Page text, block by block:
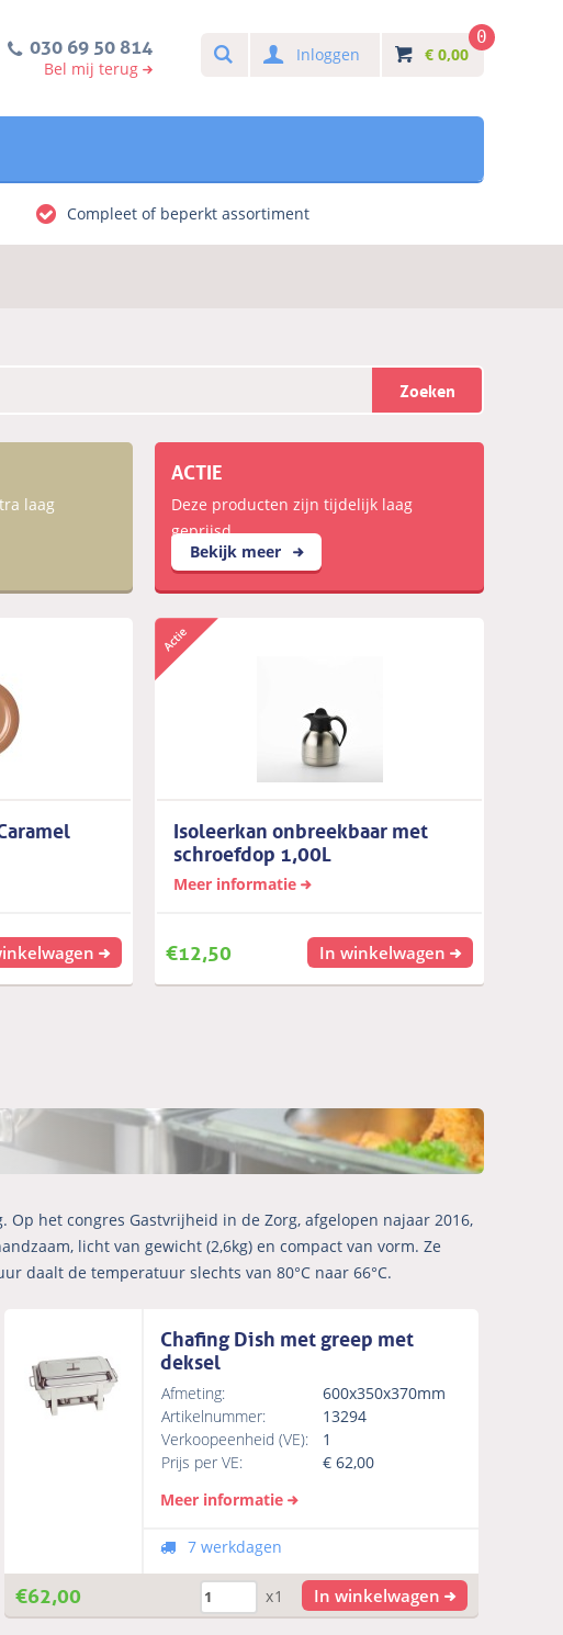
030 69 50 814
Bel mij terug
SearchInloggen € 0,00
0
Compleet of beperkt assortiment
Zoeken
laag
ACTIE
Deze producten zijn tijdelijk laag
geprijsd
Bekijk meer
Isoleerkan onbreekbaar met
schroefdop 1,00L
Meer informatie
€12,50 In winkelwagen
het congres Gastvrijheid in de Zorg, afgelopen najaar 2016,
licht van gewicht (2,6kg) en compact van vorm. Ze
daalt de temperatuur slechts van 80°C naar 66°C.
Chafing Dish met greep met
deksel
Afmeting:
600x350x370mm
Artikelnummer:
13294
Verkoopeenheid (VE):
1
Prijs per VE:
€ 62,00
Meer informatie
7 werkdagen
€62,00 x1 In winkelwagen